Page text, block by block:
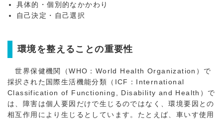
具体的・個別的なかかわり
自己決定・自己選択
環境を整えることの重要性
世界保健機関（WHO：World Health Organization）で
採択された国際生活機能分類（ICF：International
Classification of Functioning, Disability and Health）で
は、障害は個人要因だけで生じるのではなく、環境要因との
相互作用により生じるとしています。たとえば、車いす使用